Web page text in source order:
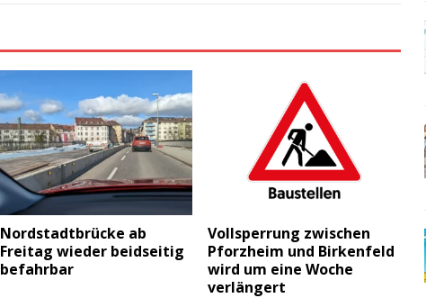
Nordstadtbrücke ab
Freitag wieder beidseitig
befahrbar
Vollsperrung zwischen
Pforzheim und Birkenfeld
wird um eine Woche
verlängert